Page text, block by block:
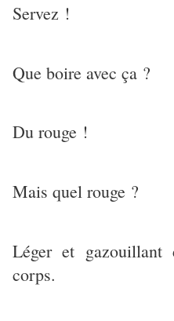
Servez !
Que boire avec ça ?
Du rouge !
Mais quel rouge ?
Léger et
corps.